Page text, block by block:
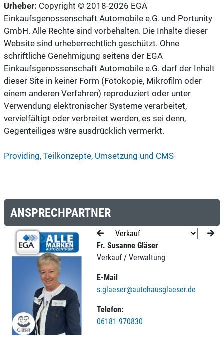
Urheber: Copyright © 2018-2026 EGA
Einkaufsgenossenschaft Automobile e.G. und Portunity
GmbH. Alle Rechte sind vorbehalten. Die Inhalte dieser
Website sind urheberrechtlich geschützt. Ohne
schriftliche Genehmigung seitens der EGA
Einkaufsgenossenschaft Automobile e.G. darf der Inhalt
dieser Site in keiner Form (Fotokopie, Mikrofilm oder
einem anderen Verfahren) reproduziert oder unter
Verwendung elektronischer Systeme verarbeitet,
vervielfältigt oder verbreitet werden, es sei denn,
Gegenteiliges wäre ausdrücklich vermerkt.
Providing, Teilkonzepte, Umsetzung und CMS
ANSPRECHPARTNER
Fr. Susanne Gläser
Verkauf / Verwaltung
E-Mail
s.glaeser@autohausglaeser.de
Telefon:
06181 970830